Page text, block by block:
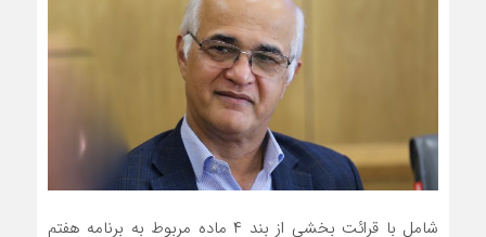
شامل با قرائت بخشی از بند ۴ ماده مربوط به برنامه هفتم